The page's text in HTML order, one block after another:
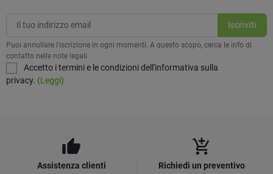
Puoi annullare l'iscrizione in ogni momenti. A questo scopo, cerca le info di
contatto nelle note legali.
Accetto i termini e le condizioni dell'informativa sulla
privacy. (Leggi)
thumb_up
Assistenza clienti
add_shopping_cart
Richiedi un preventivo